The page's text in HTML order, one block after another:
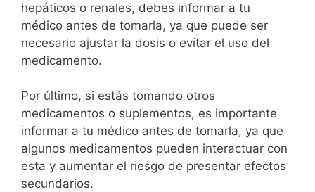
hepáticos o renales, debes informar a tu
médico antes de tomarla, ya que puede ser
necesario ajustar la dosis o evitar el uso del
medicamento.
Por último, si estás tomando otros
medicamentos o suplementos, es importante
informar a tu médico antes de tomarla, ya que
algunos medicamentos pueden interactuar con
esta y aumentar el riesgo de presentar efectos
secundarios.